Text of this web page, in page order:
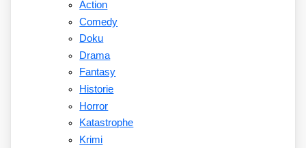
Action
Comedy
Doku
Drama
Fantasy
Historie
Horror
Katastrophe
Krimi